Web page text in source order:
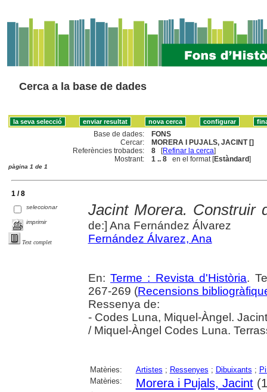
Cerca a la base de dades
Base de dades:
FONS
Cercar:
MORERA I PUJALS, JACINT []
Referències trobades:
8 [Refinar la cerca]
Mostrant:
1 .. 8 en el format [Estàndard]
pàgina 1 de 1
1 / 8
seleccionar
imprimir
Text complet
Jacint Morera. Construir
de:] Ana Fernández Álvarez
Fernández Álvarez, Ana
En: Terme : Revista d'Història.
267-269 (Recensions
Ressenya de:
- Codes Luna, Miquel-Àngel.
/ Miquel-Àngel Codes Luna.
Matèries: Artistes ; Ressenyes ; Dibuixants ;
Matèries:
Morera i Pujals, Jacint